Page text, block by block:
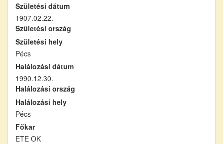
Születési dátum
1907.02.22.
Születési ország
Születési hely
Pécs
Halálozási dátum
1990.12.30.
Halálozási ország
Halálozási hely
Pécs
Főkar
ETE OK